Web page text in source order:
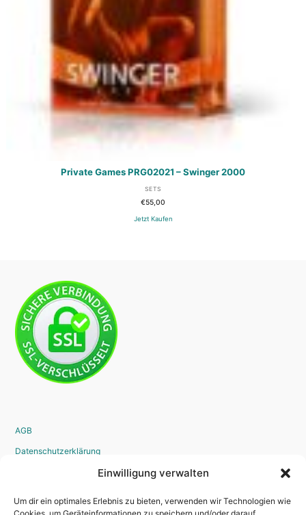
Einwilligung verwalten
Um dir ein optimales Erlebnis zu bieten, verwenden wir Technologien wie
Private Games PRG02021 – Swinger 2000
SETS
€55,00
Jetzt Kaufen
AGB
Datenschutzerklärung
Impressum